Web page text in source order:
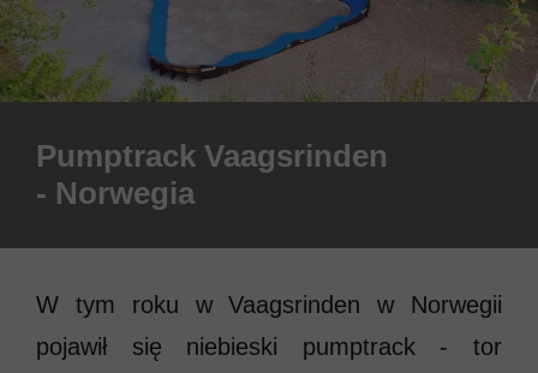
Pumptrack Vaagsrinden
- Norwegia
W tym roku w Vaagsrinden w Norwegii
pojawił się niebieski pumptrack - tor